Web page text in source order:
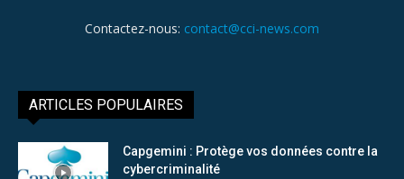
Contactez-nous: contact@cci-news.com
ARTICLES POPULAIRES
Capgemini : Protège vos données contre la
cybercriminalité